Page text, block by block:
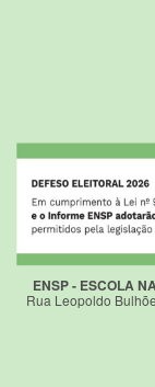
ENSP - ESCOLA
Rua Leopoldo